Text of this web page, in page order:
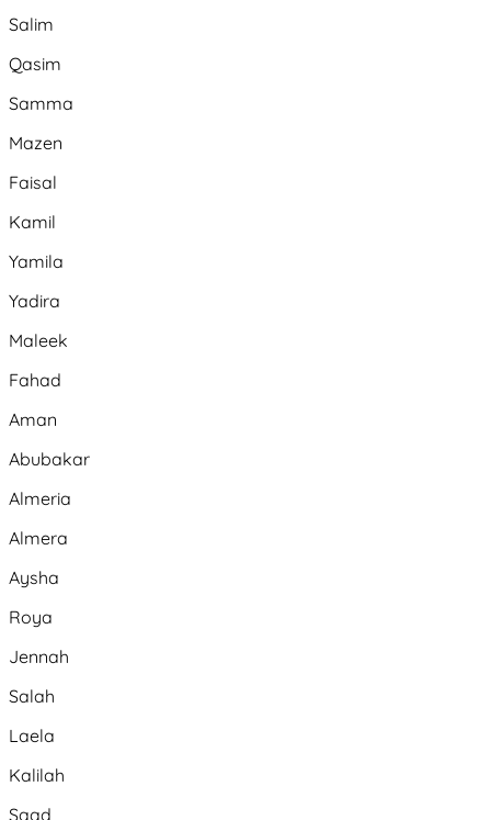
Salim
Qasim
Samma
Mazen
Faisal
Kamil
Yamila
Yadira
Maleek
Fahad
Aman
Abubakar
Almeria
Almera
Aysha
Roya
Jennah
Salah
Laela
Kalilah
Saad